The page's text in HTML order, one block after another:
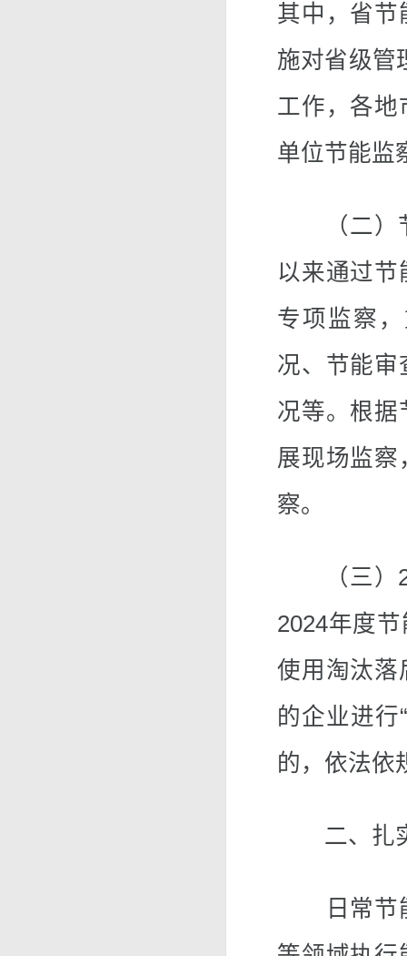
其中，省节
施对省级管
工作，各地
单位节能监
（二）节
以来通过
专项监察
况、节能审
况等。根据
展现场监
察。
（三）
2024年度
使用淘汰落
的企业进行
的，依法依
二、扎实
日常节能